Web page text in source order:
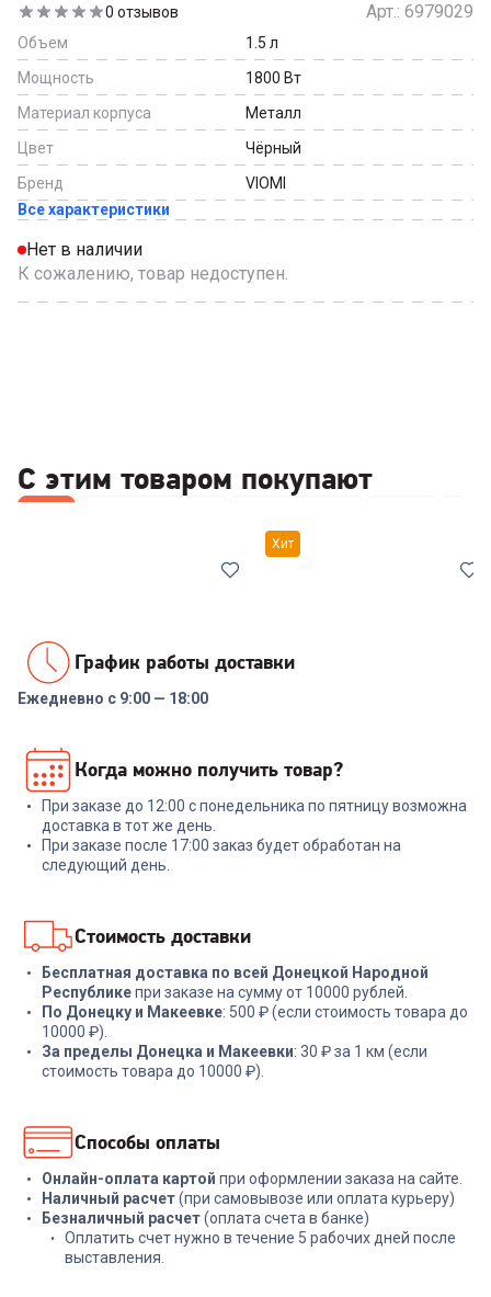
0 отзывов Арт.: 6979029
Объем 1.5 л
Мощность
1800 Вт
Материал корпуса
Металл
Цвет
Чёрный
Бренд
VIOMI
Все характеристики
Нет в наличии
К сожалению, товар недоступен.
С этим товаром покупают
Набор посуды COOLINAR
(92012) 6 предметов
+ 89 бонусов
2 999₽
Хит
1291 Prime 8 пред.
18 999₽
График работы доставки
Ежедневно с 9:00 — 18:00
Когда можно получить товар?
При заказе до 12:00 с понедельника по пятницу возможна
доставка в тот же день.
При заказе после 17:00 заказ будет обработан на
следующий день.
Стоимость доставки
Бесплатная доставка по всей Донецкой Народной
Республикепри заказе на сумму от 10000 рублей.
По Донецку и Макеевке: 500 ₽ (если стоимость товара до
10000 ₽).
За пределы Донецка и Макеевки: 30 ₽ за 1 км (если
стоимость товара до 10000 ₽).
Способы оплаты
Онлайн-оплата картой при оформлении заказа на сайте.
Наличный расчет(при самовывозе или оплата курьеру)
Безналичный расчет(оплата счета в банке)
Оплатить счет нужно в течение 5 рабочих дней после
выставления.